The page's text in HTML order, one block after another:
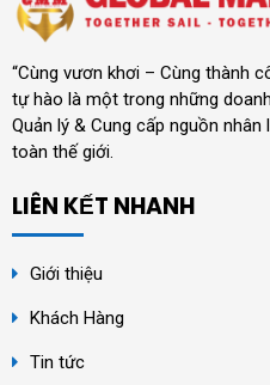
“Cùng vươn khơi – Cùng thành
tự hào là một trong những
Quản lý & Cung cấp nguồn
toàn thế giới.
LIÊN KẾT NHANH
Giới thiệu
Khách Hàng
Tin tức